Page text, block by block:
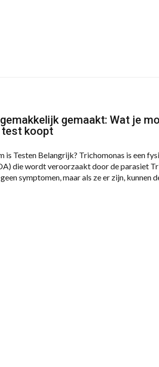
gemaakt: Wat je
test koopt
is Testen Belangrijk? Trichomonas is een
die wordt veroorzaakt door de parasiet
symptomen, maar als ze er zijn, kunnen